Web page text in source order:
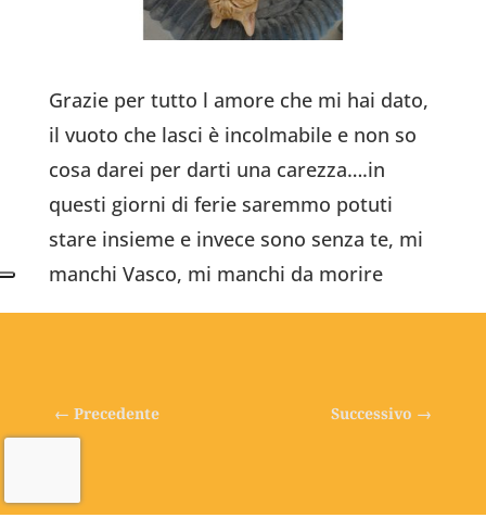
Grazie per tutto l amore che mi hai dato,
il vuoto che lasci è incolmabile e non so
cosa darei per darti una carezza….in
questi giorni di ferie saremmo potuti
stare insieme e invece sono senza te, mi
manchi Vasco, mi manchi da morire
← Precedente Successivo →